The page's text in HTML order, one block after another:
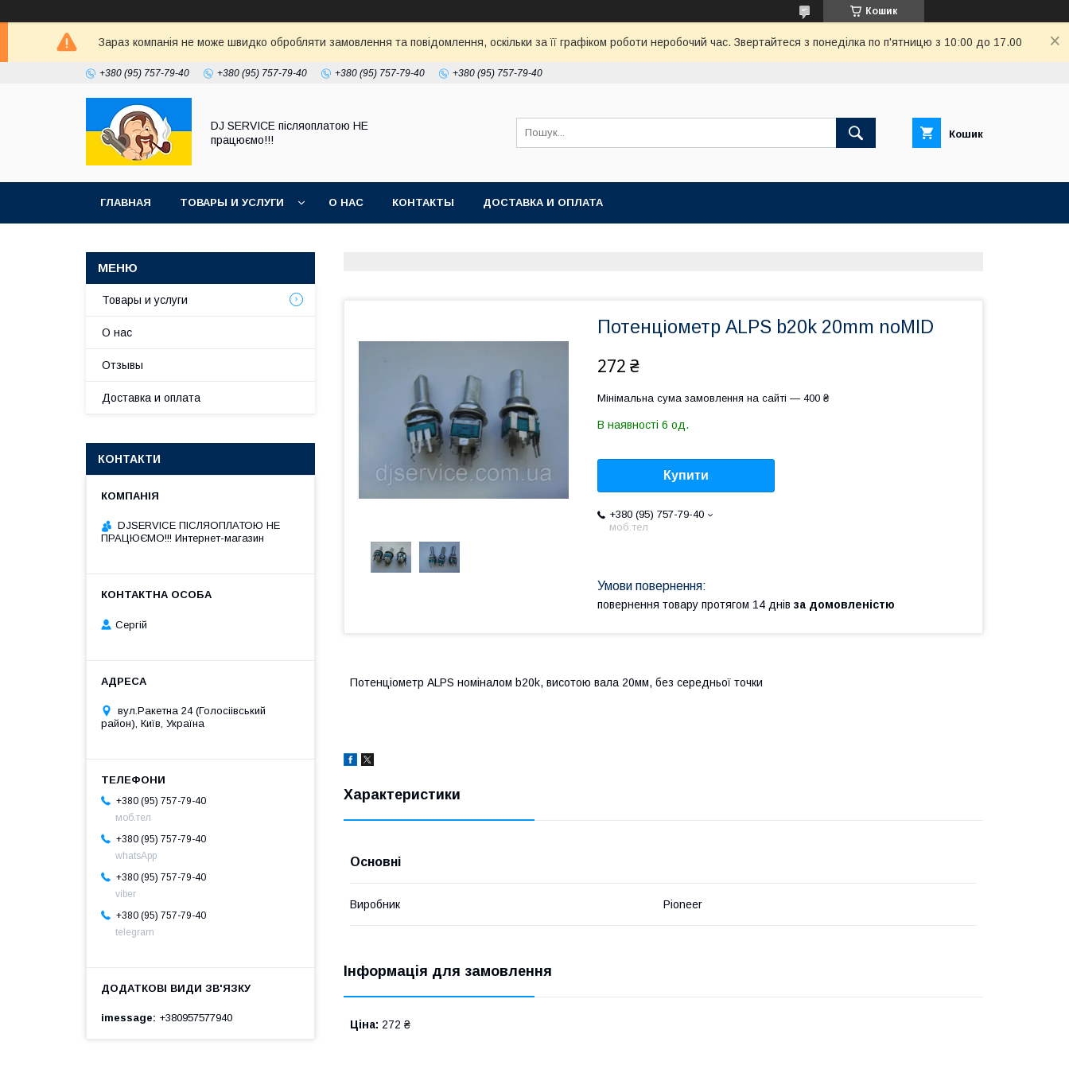
Кошик
Зараз компанія не може швидко обробляти замовлення та повідомлення, оскільки за її графіком роботи неробочий час. Звертайтеся з понеділка по п'ятницю з 10:00 до 17.00
+380 (95) 757-79-40 +380 (95) 757-79-40 +380 (95) 757-79-40 +380 (95) 757-79-40
DJ SERVICE пiсляоплатою НЕ
працюємо!!!
Кошик
ГЛАВНАЯ ТОВАРЫ И УСЛУГИ О НАС КОНТАКТЫ ДОСТАВКА И ОПЛАТА
Потенціометр ALPS b20k 20mm noMID
272 ₴
Мінімальна сума замовлення на сайті — 400 ₴
В наявності 6 од.
Купити
+380 (95) 757-79-40
моб.тел
повернення товару протягом 14 днів за домовленістю
Потенціометр ALPS номіналом b20k, висотою вала 20мм, без середньої точки
Характеристики
Основні
Виробник Pioneer
Інформація для замовлення
Ціна: 272 ₴
Товары и услуги
О нас
Отзывы
Доставка и оплата
КОНТАКТИ
DJSERVICE ПІСЛЯОПЛАТОЮ НЕ
ПРАЦЮЄМО!!! Интернет-магазин
Сергій
вул.Ракетна 24 (Голосіівський
район), Київ, Україна
+380 (95) 757-79-40
моб.тел
+380 (95) 757-79-40
whatsApp
+380 (95) 757-79-40
viber
+380 (95) 757-79-40
telegram
imessage +380957577940